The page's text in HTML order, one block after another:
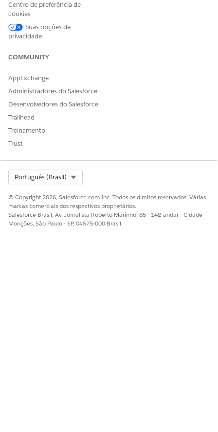
ESTE ARTIGO RESOLVEU SEU PROBLEMA?
Centro de preferência de
cookies
Suas opções de
privacidade
COMMUNITY
AppExchange
Administradores do Salesforce
Desenvolvedores do Salesforce
Trailhead
Treinamento
Trust
Português (Brasil)
© Copyright 2026, Salesforce.com Inc. Todos os direitos reservados. Várias
marcas comerciais dos respectivos proprietários.
Salesforce Brasil, Av. Jornalista Roberto Marinho, 85 - 14º andar - Cidade
Monções, São Paulo - SP, 04575-000 Brasil